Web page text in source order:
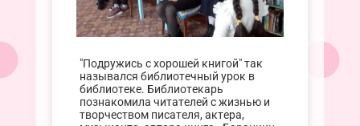
"Подружись с хорошей книгой" так
назывался библиотечный урок в
библиотеке. Библиотекарь
познакомила читателей с жизнью и
творчеством писателя, актера,